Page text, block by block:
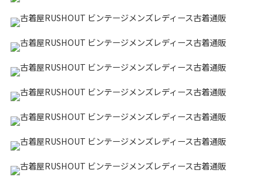
パンツ レディース 子供服
雑貨/小物
Search by Particularこだわりから探す
Search by Sizeサイズから探す（メンズ）
ジャケット XS S M L XL